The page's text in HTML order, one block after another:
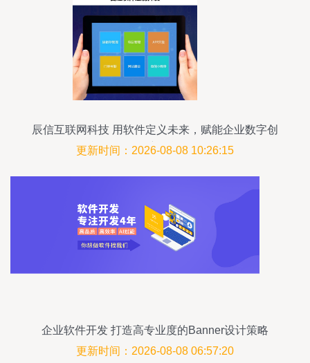
辰信互联网科技 用软件定义未来，赋能企业数字创
新
更新时间：2026-08-08 10:26:15
企业软件开发 打造高专业度的Banner设计策略
更新时间：2026-08-08 06:57:20